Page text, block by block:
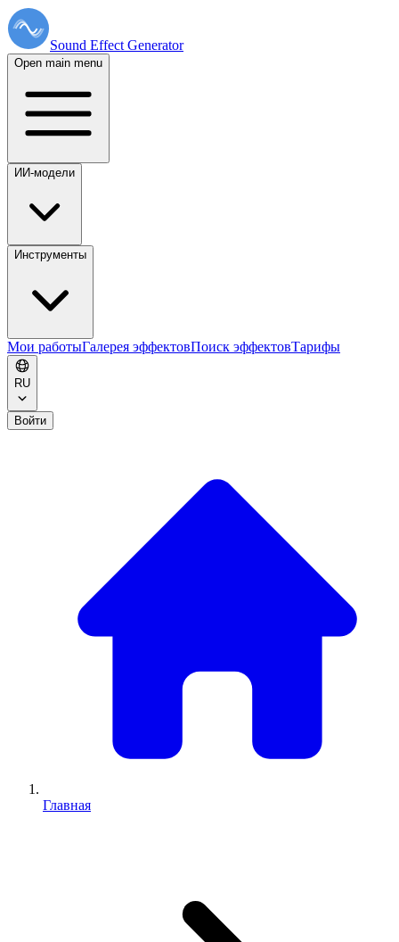
Sound Effect Generator
Open main menu
ИИ-модели
Инструменты
Мои работыГалерея эффектовПоиск эффектовТарифы
RU
Войти
Главная